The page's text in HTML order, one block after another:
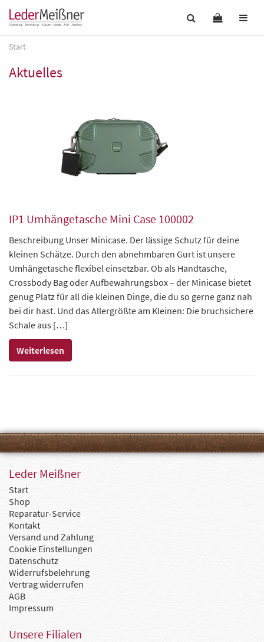
Start
Aktuelles
IP1 Umhängetasche Mini Case 100002
Beschreibung Unser Minicase. Der lässige Schutz für deine
kleinen Schätze. Durch den abnehmbaren Gurt ist unsere
Umhängetasche flexibel einsetzbar. Ob als Handtasche,
Crossbody Bag oder Aufbewahrungsbox – der Minicase bietet
genug Platz für all die kleinen Dinge, die du so gerne ganz nah
bei dir hast. Und das Allergrößte am Kleinen: Die bruchsichere
Schale aus […]
Weiterlesen
Leder Meißner
Start
Shop
Reparatur-Service
Kontakt
Versand und Zahlung
Cookie Einstellungen
Datenschutz
Widerrufsbelehrung
Vertrag widerrufen
AGB
Impressum
Unsere Filialen